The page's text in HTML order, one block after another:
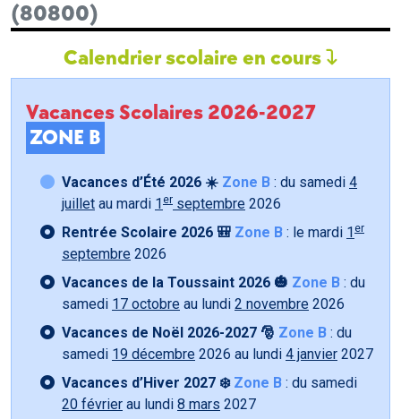
(80800)
Calendrier scolaire en cours
Vacances Scolaires 2026-2027
ZONE B
Vacances d’Été 2026 ☀️ Zone B : du samedi 4
juillet au mardi 1 er septembre 2026
Rentrée Scolaire 2026 🎒 Zone B : le mardi 1 er
septembre 2026
Vacances de la Toussaint 2026 🎃 Zone B : du
samedi 17 octobre au lundi 2 novembre 2026
Vacances de Noël 2026-2027 🎅 Zone B : du
samedi 19 décembre 2026 au lundi 4 janvier 2027
Vacances d’Hiver 2027 ❄️ Zone B : du samedi
20 février au lundi 8 mars 2027